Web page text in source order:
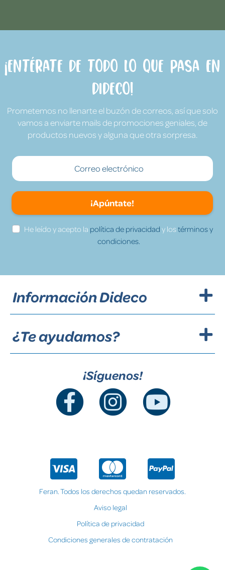
¡Entérate de todo lo que pasa en
Dideco!
Prometemos no llenarte el buzón de correos, así que solo
vamos a enviarte mails de promociones geniales, de
productos nuevos y alguna que otra sorpresa.
¡Apúntate!
He leído y acepto la política de privacidad y lostérminos y
condiciones.
Información Dideco
¿Te ayudamos?
¡Síguenos!
Feran. Todos los derechos quedan reservados.
Aviso legal
Política de privacidad
Condiciones generales de contratación